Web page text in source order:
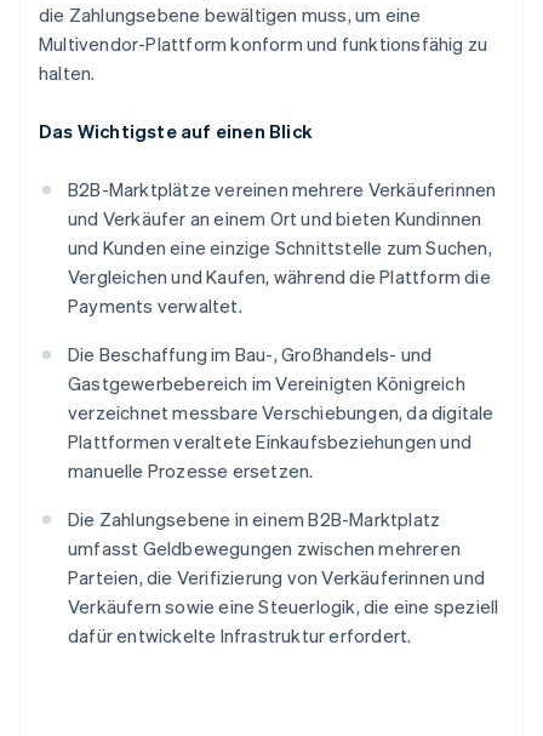
die Zahlungsebene bewältigen muss, um eine
Multivendor-Plattform konform und funktionsfähig zu
halten.
Das Wichtigste auf einen Blick
B2B-Marktplätze vereinen mehrere Verkäuferinnen
und Verkäufer an einem Ort und bieten Kundinnen
und Kunden eine einzige Schnittstelle zum Suchen,
Vergleichen und Kaufen, während die Plattform die
Payments verwaltet.
Die Beschaffung im Bau-, Großhandels- und
Gastgewerbebereich im Vereinigten Königreich
verzeichnet messbare Verschiebungen, da digitale
Plattformen veraltete Einkaufsbeziehungen und
manuelle Prozesse ersetzen.
Die Zahlungsebene in einem B2B-Marktplatz
umfasst Geldbewegungen zwischen mehreren
Parteien, die Verifizierung von Verkäuferinnen und
Verkäufern sowie eine Steuerlogik, die eine speziell
dafür entwickelte Infrastruktur erfordert.